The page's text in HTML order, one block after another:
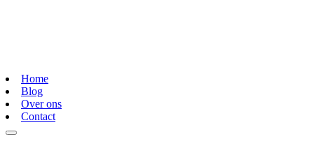
Home
Blog
Over ons
Contact